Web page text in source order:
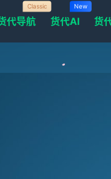
代导航
Classic
货代AI
New
货